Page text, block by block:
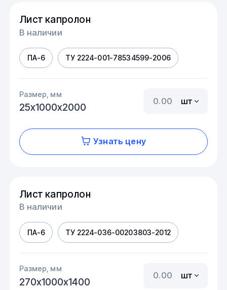
Лист капролон
В наличии
ПА-6 ТУ 2224-001-78534599-2006
Размер, мм
25х1000х2000
шт
Узнать цену
Лист капролон
В наличии
ПА-6 ТУ 2224-036-00203803-2012
Размер, мм
270х1000х1400
шт